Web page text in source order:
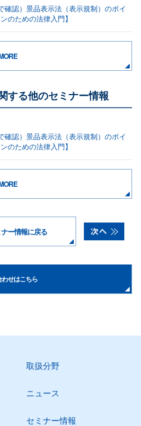
確認）景品表示法（表示規制）のポイ
のための法律入門】
する他のセミナー情報
確認）景品表示法（表示規制）のポイ
のための法律入門】
ー情報に戻る
わせはこちら
取扱分野
ニュース
セミナー情報